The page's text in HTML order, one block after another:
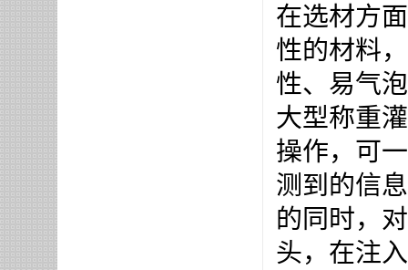
在选材方
性的材料
性、易气
大型称重
操作，可
测到的信
的同时，
头，在注